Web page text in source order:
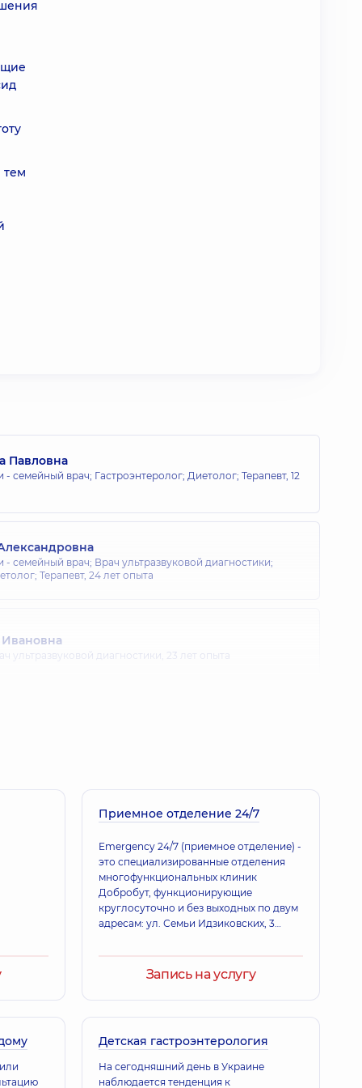
тем
Павловна
семейный врач; Гастроэнтеролог; Диетолог; Терапевт, 12
семейный врач; Врач ультразвуковой диагностики;
Терапевт, 24 лет опыта
ультразвуковой диагностики, 23 лет опыта
Приемное отделение 24/7
Emergency 24/7 (приемное отделение) -
это специализированные отделения
многофункциональных клиник
Добробут, функционирующие
круглосуточно и без выходных по двум
адресам: ул. Семьи Идзиковских, 3
Запись на услугу
Детская гастроэнтерология
На сегодняшний день в Украине
наблюдается тенденция к